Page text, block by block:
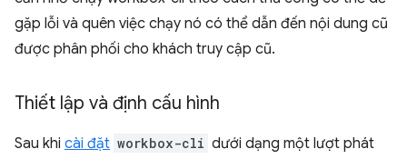
gặp lỗi và quên việc chạy nó có thể dẫn đến nội dung cũ
được phân phối cho khách truy cập cũ.
Thiết lập và định cấu hình
Sau khi cài đặt workbox-cli dưới dạng một lượt phát